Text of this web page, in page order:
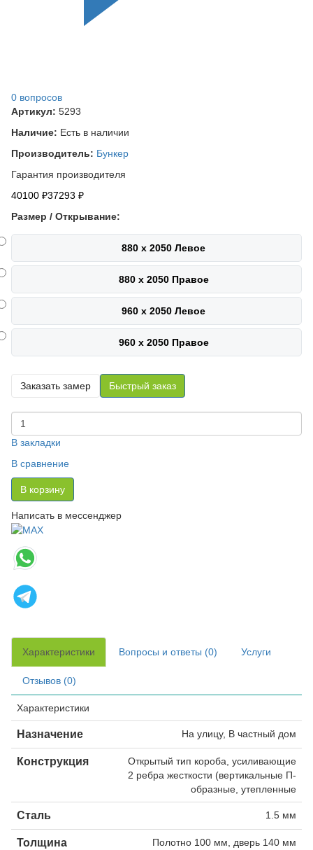
0 вопросов
Артикул: 5293
Наличие: Есть в наличии
Производитель: Бункер
Гарантия производителя
40100 ₽37293 ₽
Размер / Открывание:
880 х 2050 Левое
880 х 2050 Правое
960 х 2050 Левое
960 х 2050 Правое
Заказать замер Быстрый заказ
В закладки
В сравнение
В корзину
Написать в мессенджер
Характеристики Вопросы и ответы (0) Услуги
Отзывов (0)
Характеристики
Назначение На улицу, В частный дом
Конструкция
Открытый тип короба, усиливающие
2 ребра жесткости (вертикальные П-
образные, утепленные
Сталь 1.5 мм
Толщина Полотно 100 мм, дверь 140 мм